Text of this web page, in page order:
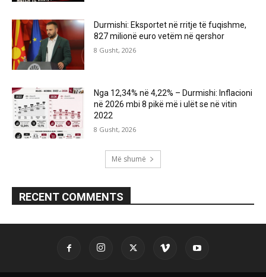
Durmishi: Eksportet në rritje të fuqishme,
827 milionë euro vetëm në qershor
8 Gusht, 2026
Nga 12,34% në 4,22% – Durmishi: Inflacioni
në 2026 mbi 8 pikë më i ulët se në vitin
2022
8 Gusht, 2026
Më shumë
RECENT COMMENTS